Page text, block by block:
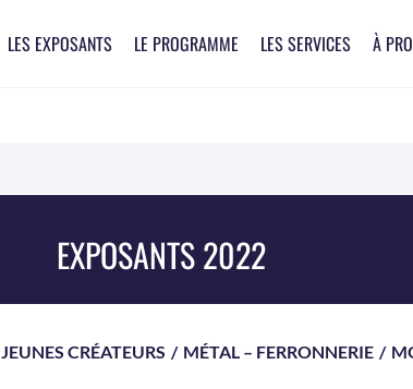
LES EXPOSANTS LE PROGRAMME LES SERVICES À
EXPOSANTS 2022
JEUNES CRÉATEURS / MÉTAL – FERRONNERIE /